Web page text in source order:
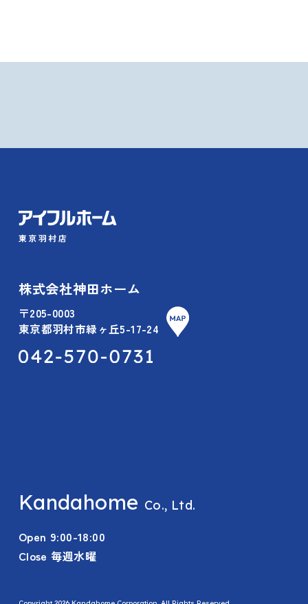
株式会社神田ホーム
〒205-0003
東京都羽村市緑ヶ丘5-17-24
Kandahome Co., Ltd.
Open 9:00-18:00
Close 毎週水曜